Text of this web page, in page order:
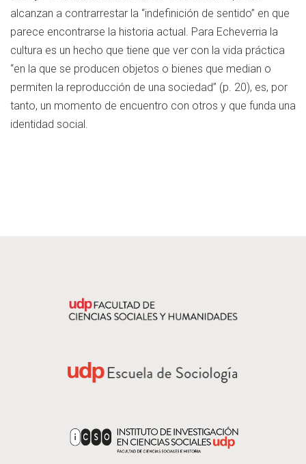
alcanzan a contrarrestar la “indefinición de sentido” en que
parece encontrarse la historia actual. Para Echeverria la
cultura es un hecho que tiene que ver con la vida práctica
“en la que se producen objetos o bienes que median o
permiten la reproducción de una sociedad” (p. 20), es, por
tanto, un momento de encuentro con otros y que funda una
identidad social.